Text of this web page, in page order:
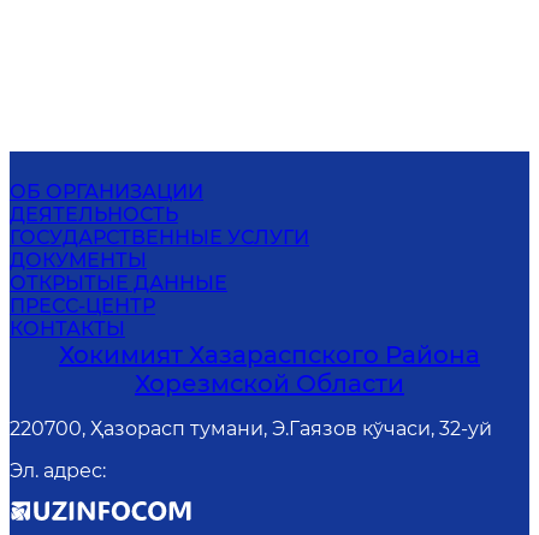
ОБ ОРГАНИЗАЦИИ
ДЕЯТЕЛЬНОСТЬ
ГОСУДАРСТВЕННЫЕ УСЛУГИ
ДОКУМЕНТЫ
ОТКРЫТЫЕ ДАННЫЕ
ПРЕСС-ЦЕНТР
КОНТАКТЫ
Хокимият Хазараспского Района
Хорезмской Области
220700, Ҳазорасп тумани, Э.Гаязов кўчаси, 32-уй
Эл. адрес: